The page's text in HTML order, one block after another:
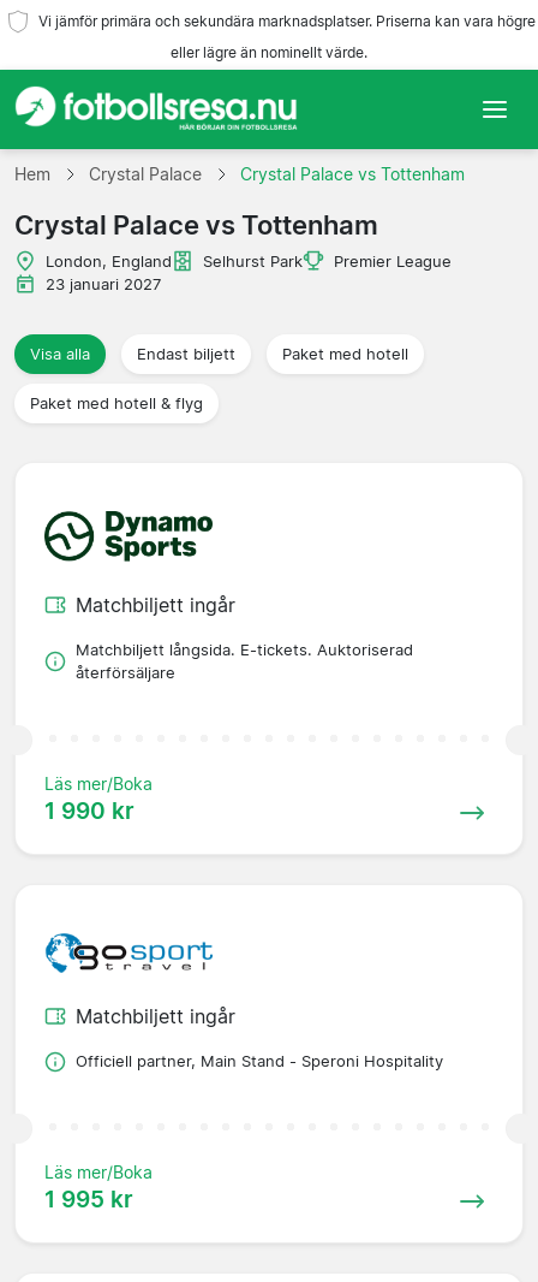
Vi jämför primära och sekundära marknadsplatser. Priserna kan vara högre
eller lägre än nominellt värde.
Hem
Lag
Ligor
Resebyråer
Hem Crystal Palace Crystal Palace vs Tottenham
Crystal Palace vs Tottenham
London, England Selhurst Park
Premier League
23 januari 2027
Visa alla Endast biljett Paket med hotell
Paket med hotell & flyg
Matchbiljett ingår
Matchbiljett långsida. E-tickets. Auktoriserad
återförsäljare
Läs mer/Boka
1 990 kr
Matchbiljett ingår
Officiell partner, Main Stand - Speroni Hospitality
Läs mer/Boka
1 995 kr